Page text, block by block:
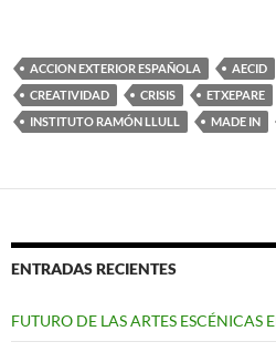
ACCION EXTERIOR ESPAÑOLA AECID
CREATIVIDAD
CRISIS ETXEPARE
INSTITUTO RAMÓN LLULL
MADE IN
ENTRADAS RECIENTES
FUTURO DE LAS ARTES ESCÉNICAS